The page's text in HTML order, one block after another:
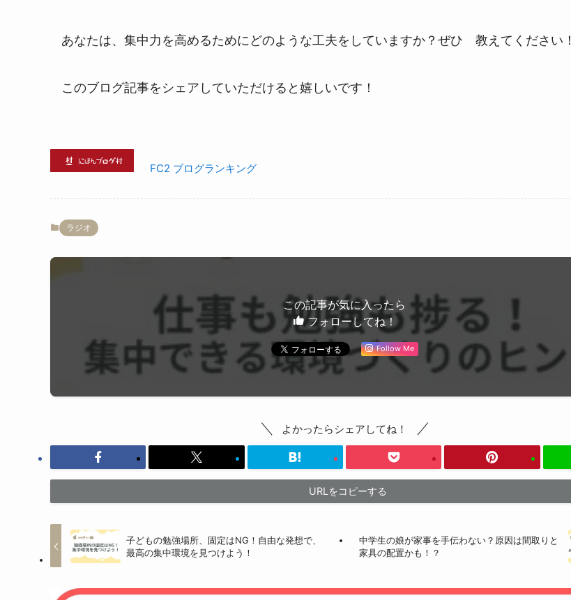
あなたは、集中力を高めるためにどのような工夫をしていますか？ぜひ 教えてください！
このブログ記事をシェアしていただけると嬉しいです！
FC2 ブログランキング
ラジオ
この記事が気に入ったら
フォローしてね！
Follow Me
よかったらシェアしてね！
URLをコピーする
子どもの勉強場所、固定はNG！自由な発想で、
最高の集中環境を見つけよう！
中学生の娘が家事を手伝わない？原因は間取りと
家具の配置かも！？